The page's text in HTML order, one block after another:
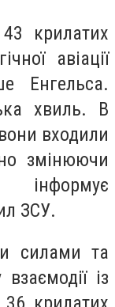
крилатих
авіації
Енгельса.
хвиль. В
входили
змінюючи
ЗСУ.
силами та
із